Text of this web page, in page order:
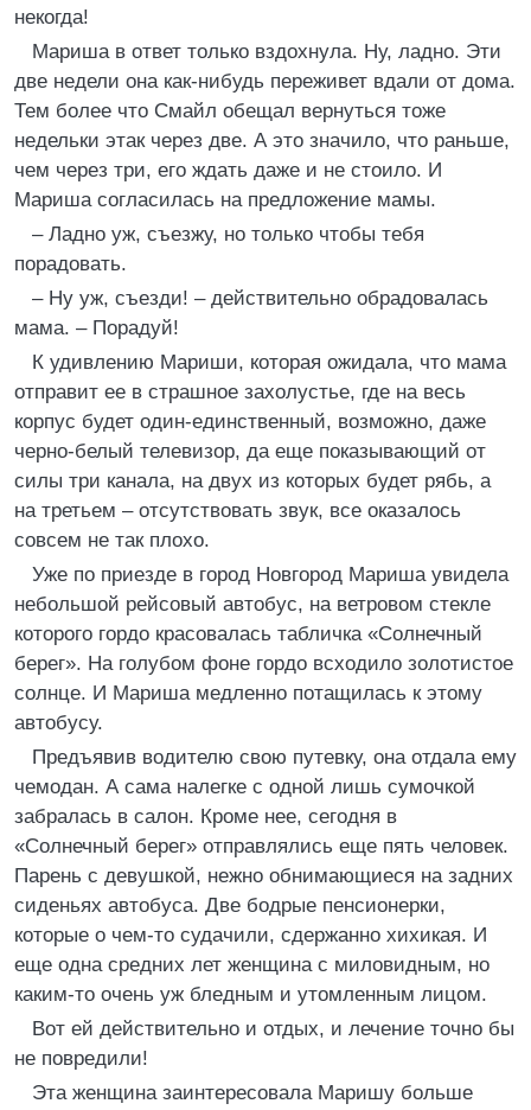
некогда!
Мариша в ответ только вздохнула. Ну, ладно. Эти
две недели она как-нибудь переживет вдали от дома.
Тем более что Смайл обещал вернуться тоже
недельки этак через две. А это значило, что раньше,
чем через три, его ждать даже и не стоило. И
Мариша согласилась на предложение мамы.
– Ладно уж, съезжу, но только чтобы тебя
порадовать.
– Ну уж, съезди! – действительно обрадовалась
мама. – Порадуй!
К удивлению Мариши, которая ожидала, что мама
отправит ее в страшное захолустье, где на весь
корпус будет один-единственный, возможно, даже
черно-белый телевизор, да еще показывающий от
силы три канала, на двух из которых будет рябь, а
на третьем – отсутствовать звук, все оказалось
совсем не так плохо.
Уже по приезде в город Новгород Мариша увидела
небольшой рейсовый автобус, на ветровом стекле
которого гордо красовалась табличка «Солнечный
берег». На голубом фоне гордо всходило золотистое
солнце. И Мариша медленно потащилась к этому
автобусу.
Предъявив водителю свою путевку, она отдала ему
чемодан. А сама налегке с одной лишь сумочкой
забралась в салон. Кроме нее, сегодня в
«Солнечный берег» отправлялись еще пять человек.
Парень с девушкой, нежно обнимающиеся на задних
сиденьях автобуса. Две бодрые пенсионерки,
которые о чем-то судачили, сдержанно хихикая. И
еще одна средних лет женщина с миловидным, но
каким-то очень уж бледным и утомленным лицом.
Вот ей действительно и отдых, и лечение точно бы
не повредили!
Эта женщина заинтересовала Маришу больше